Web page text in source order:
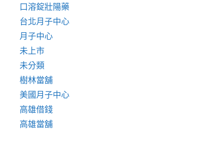
口溶錠壯陽藥
台北月子中心
月子中心
未上市
未分類
樹林當舖
美國月子中心
高雄借錢
高雄當舖